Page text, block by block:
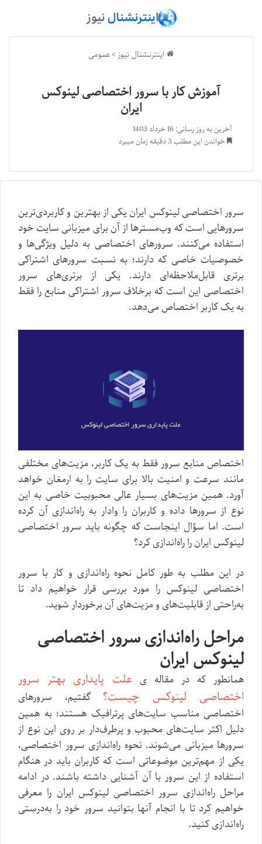
اینترنشنال نیوز>عمومی
آموزش کار با سرور اختصاصی لینوکس
ایران
آخرین به روز رسانی: 16 خرداد 1403
خواندن این مطلب 3 دقیقه زمان میبرد
سرور اختصاصی لینوکس ایران یکی از بهترین و کاربردی‌ترین
سرورهایی است که وب‌مسترها از آن برای میزبانی سایت خود
استفاده می‌کنند. سرورهای اختصاصی به دلیل ویژگی‌ها و
خصوصیات خاصی که دارند؛ به نسبت سرورهای اشتراکی
برتری قابل‌ملاحظه‌ای دارند. یکی از برتری‌های سرور
اختصاصی این است که برخلاف سرور اشتراکی منابع را فقط
به یک کاربر اختصاص می‌دهد.
اختصاص منابع سرور فقط به یک کاربر، مزیت‌های مختلفی
مانند سرعت و امنیت بالا برای سایت را به ارمغان خواهد
آورد. همین مزیت‌های بسیار عالی محبوبیت خاصی به این
نوع از سرورها داده و کاربران را وادار به راه‌اندازی آن کرده
است. اما سؤال اینجاست که چگونه باید سرور اختصاصی
لینوکس ایران را راه‌اندازی کرد؟
در این مطلب به طور کامل نحوه ‌راه‌اندازی و کار با سرور
اختصاصی لینوکس را مورد بررسی قرار خواهیم داد تا
به‌راحتی از قابلیت‌های و مزیت‌های آن برخوردار شوید.
مراحل راه‌اندازی سرور اختصاصی
لینوکس ایران
همانطور که در مقاله ی علت پایداری بهتر سرور
اختصاصی لینوکس چیست؟ گفتیم، سرورهای
اختصاصی مناسب سایت‌های پرترافیک هستند؛ به همین
دلیل اکثر سایت‌های محبوب و پرطرف‌دار بر روی این نوع از
سرورها میزبانی می‌شوند. نحوه راه‌اندازی سرور اختصاصی،
یکی از مهم‌ترین موضوعاتی است که کاربران باید در هنگام
استفاده از این سرور با آن آشنایی داشته باشند. در ادامه
مراحل راه‌اندازی سرور اختصاصی لینوکس ایران را معرفی
خواهیم کرد تا با انجام آنها بتوانید سرور خود را به‌درستی
راه‌اندازی کنید.